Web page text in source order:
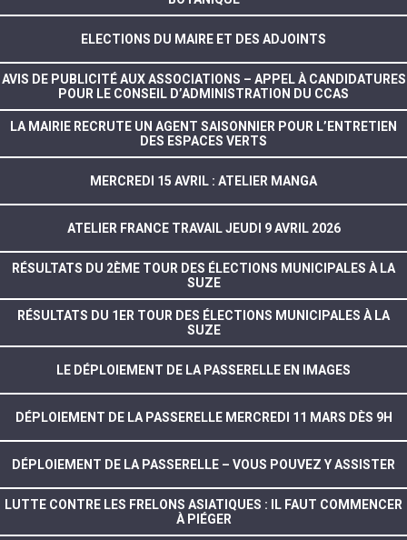
ELECTIONS DU MAIRE ET DES ADJOINTS
AVIS DE PUBLICITÉ AUX ASSOCIATIONS – APPEL À CANDIDATURES
POUR LE CONSEIL D’ADMINISTRATION DU CCAS
LA MAIRIE RECRUTE UN AGENT SAISONNIER POUR L’ENTRETIEN
DES ESPACES VERTS
MERCREDI 15 AVRIL : ATELIER MANGA
ATELIER FRANCE TRAVAIL JEUDI 9 AVRIL 2026
RÉSULTATS DU 2ÈME TOUR DES ÉLECTIONS MUNICIPALES À LA
SUZE
RÉSULTATS DU 1ER TOUR DES ÉLECTIONS MUNICIPALES À LA
SUZE
LE DÉPLOIEMENT DE LA PASSERELLE EN IMAGES
DÉPLOIEMENT DE LA PASSERELLE MERCREDI 11 MARS DÈS 9H
DÉPLOIEMENT DE LA PASSERELLE – VOUS POUVEZ Y ASSISTER
LUTTE CONTRE LES FRELONS ASIATIQUES : IL FAUT COMMENCER
À PIÉGER